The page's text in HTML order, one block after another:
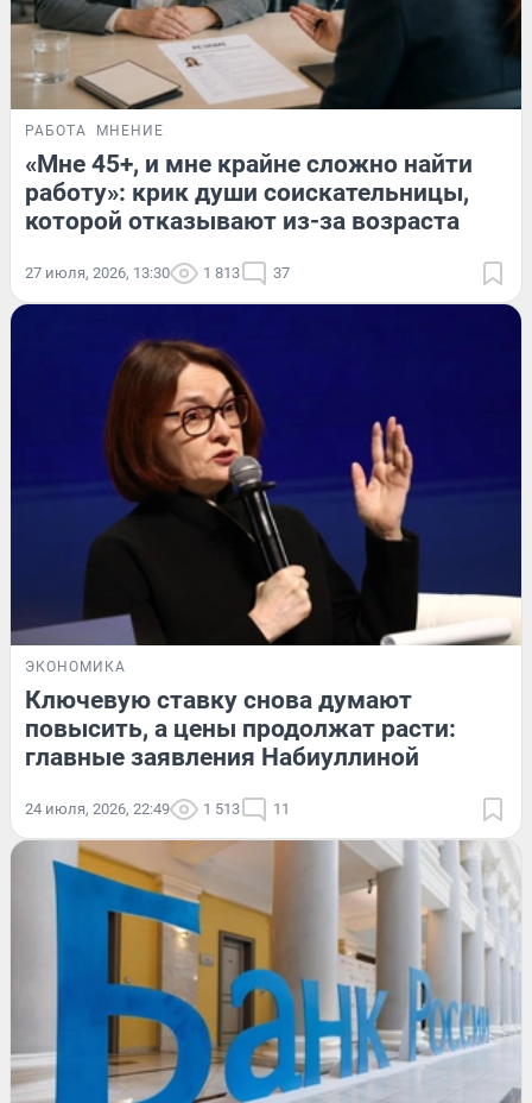
РАБОТА МНЕНИЕ
«Мне 45+, и мне крайне сложно найти
работу»: крик души соискательницы,
которой отказывают из-за возраста
27 июля, 2026, 13:30 1 813 37
ЭКОНОМИКА
Ключевую ставку снова думают
повысить, а цены продолжат расти:
главные заявления Набиуллиной
24 июля, 2026, 22:49 1 513 11